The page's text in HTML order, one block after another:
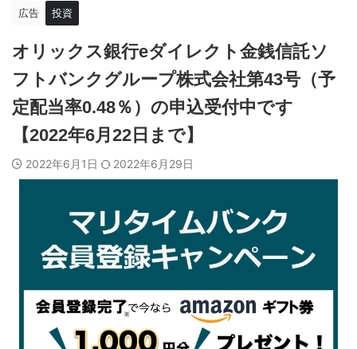
広告 投資
オリックス銀行eダイレクト金銭信託ソ
フトバンクグループ株式会社第43号（予
定配当率0.48％）の申込受付中です
【2022年6月22日まで】
2022年6月1日 2022年6月29日